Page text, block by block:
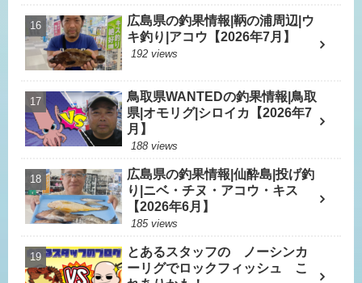
広島県の釣果情報|鞆の浦周辺|ウ
キ釣り|アコウ【2026年7月】
192 views
鳥取県WANTEDの釣果情報|鳥取
県|オモリグ|シロイカ【2026年7
月】
188 views
広島県の釣果情報|仙酔島|投げ釣
り|ニベ・チヌ・アコウ・キス
【2026年6月】
185 views
とあるスタッフの ノーシンカ
ーリグでロックフィッシュ こ